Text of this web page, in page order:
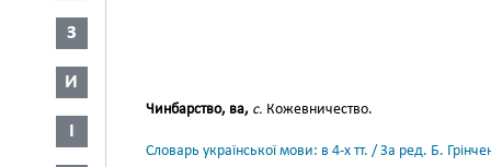
З
И
І
Чинбарство, ва, с. Кожевничество.
Словарь української мови: в 4-х тт. / За ред. Б.